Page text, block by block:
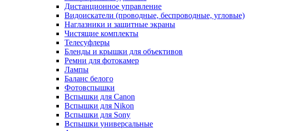
Дистанционное управление
Видоискатели (проводные, беспроводные, угловые)
Наглазники и защитные экраны
Чистящие комплекты
Телесуфлеры
Бленды и крышки для объективов
Ремни для фотокамер
Лампы
Баланс белого
Фотовспышки
Вспышки для Canon
Вспышки для Nikon
Вспышки для Sony
Вспышки универсальные